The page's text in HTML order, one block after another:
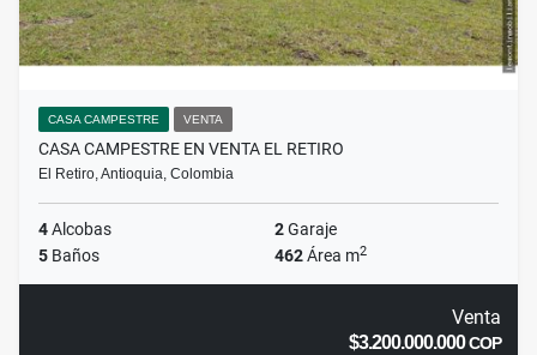
CASA CAMPESTRE VENTA
CASA CAMPESTRE EN VENTA EL RETIRO
El Retiro, Antioquia, Colombia
4Alcobas 2Garaje
5 Baños 462Área m2
Venta
$3.200.000.000COP